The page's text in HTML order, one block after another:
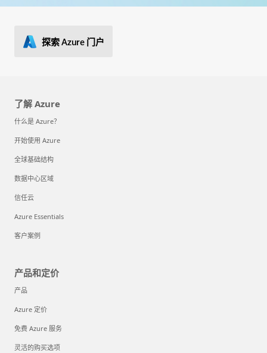
探索 Azure 门户
了解 Azure
什么是 Azure？
开始使用 Azure
全球基础结构
数据中心区域
信任云
Azure Essentials
客户案例
产品和定价
产品
Azure 定价
免费 Azure 服务
灵活的购买选项